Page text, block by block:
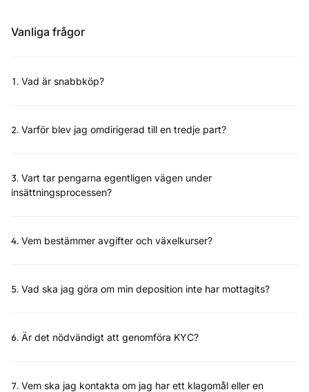
Vanliga frågor
1. Vad är snabbköp?
2. Varför blev jag omdirigerad till en tredje part?
3. Vart tar pengarna egentligen vägen under
insättningsprocessen?
4. Vem bestämmer avgifter och växelkurser?
5. Vad ska jag göra om min deposition inte har mottagits?
6. Är det nödvändigt att genomföra KYC?
7. Vem ska jag kontakta om jag har ett klagomål eller en